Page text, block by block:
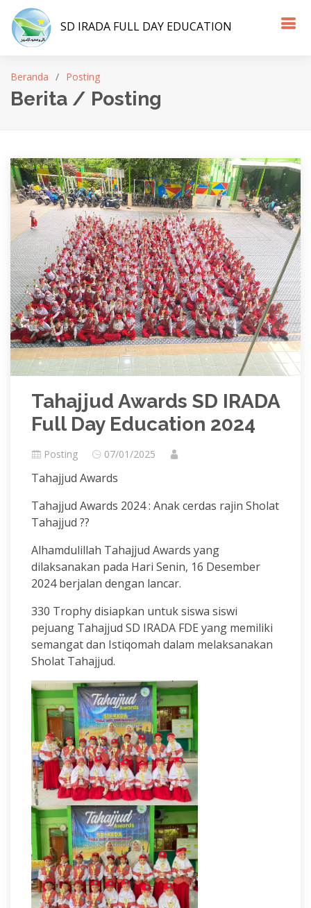
SD IRADA FULL DAY EDUCATION
Beranda Posting
Berita / Posting
Tahajjud Awards SD IRADA
Full Day Education 2024
Posting 07/01/2025
Tahajjud Awards
Tahajjud Awards 2024 : Anak cerdas rajin Sholat
Tahajjud ??
Alhamdulillah Tahajjud Awards yang
dilaksanakan pada Hari Senin, 16 Desember
2024 berjalan dengan lancar.
330 Trophy disiapkan untuk siswa siswi
pejuang Tahajjud SD IRADA FDE yang memiliki
semangat dan Istiqomah dalam melaksanakan
Sholat Tahajjud.